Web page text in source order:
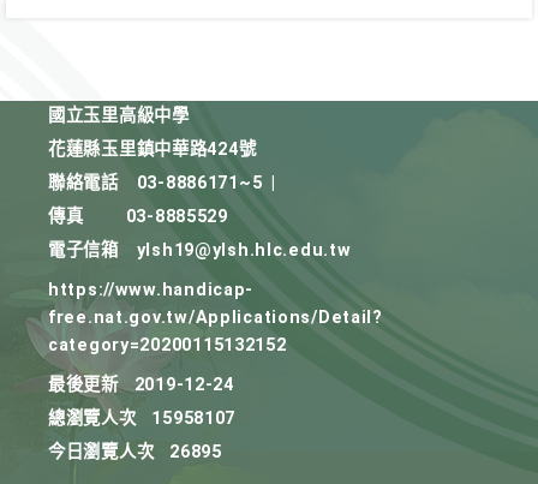
國立玉里高級中學
花蓮縣玉里鎮中華路424號
聯絡電話
03-8886171~5
傳真
03-8885529
電子信箱
ylsh19@ylsh.hlc.edu.tw
https://www.handicap-
free.nat.gov.tw/Applications/Detail?
category=20200115132152
最後更新
2019-12-24
總瀏覽人次
15958107
今日瀏覽人次
26895